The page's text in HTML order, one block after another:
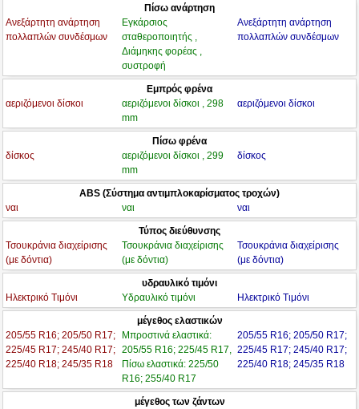
Πίσω ανάρτηση
Ανεξάρτητη ανάρτηση
πολλαπλών συνδέσμων
Εγκάρσιος
σταθεροποιητής ,
Διάμηκης φορέας ,
συστροφή
Ανεξάρτητη ανάρτηση
πολλαπλών συνδέσμων
Εμπρός φρένα
αεριζόμενοι δίσκοι
αεριζόμενοι δίσκοι , 298
mm
αεριζόμενοι δίσκοι
Πίσω φρένα
δίσκος
αεριζόμενοι δίσκοι , 299
mm
δίσκος
ABS (Σύστημα αντιμπλοκαρίσματος τροχών)
ναι
ναι ναι
Τύπος διεύθυνσης
Τσουκράνια διαχείρισης
(με δόντια)
Τσουκράνια διαχείρισης
(με δόντια)
Τσουκράνια διαχείρισης
(με δόντια)
υδραυλικό τιμόνι
Ηλεκτρικό Τιμόνι
Υδραυλικό τιμόνι Ηλεκτρικό Τιμόνι
μέγεθος ελαστικών
205/55 R16; 205/50 R17;
225/45 R17; 245/40 R17;
225/40 R18; 245/35 R18
Μπροστινά ελαστικά:
205/55 R16; 225/45 R17,
Πίσω ελαστικά: 225/50
R16; 255/40 R17
205/55 R16; 205/50 R17;
225/45 R17; 245/40 R17;
225/40 R18; 245/35 R18
μέγεθος των ζάντων